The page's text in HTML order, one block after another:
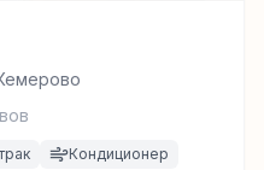
Кондиционер